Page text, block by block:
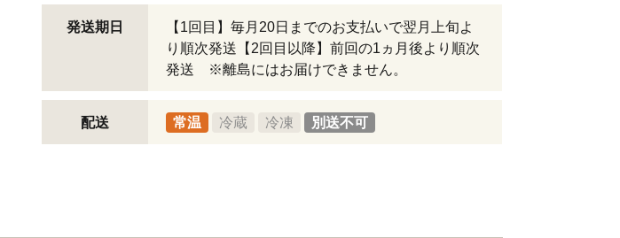
発送期日
【1回目】毎月20日までのお支払いで翌月上旬よ
り順次発送【2回目以降】前回の1ヵ月後より順次
発送 ※離島にはお届けできません。
配送 常温 冷蔵 冷凍 別送不可